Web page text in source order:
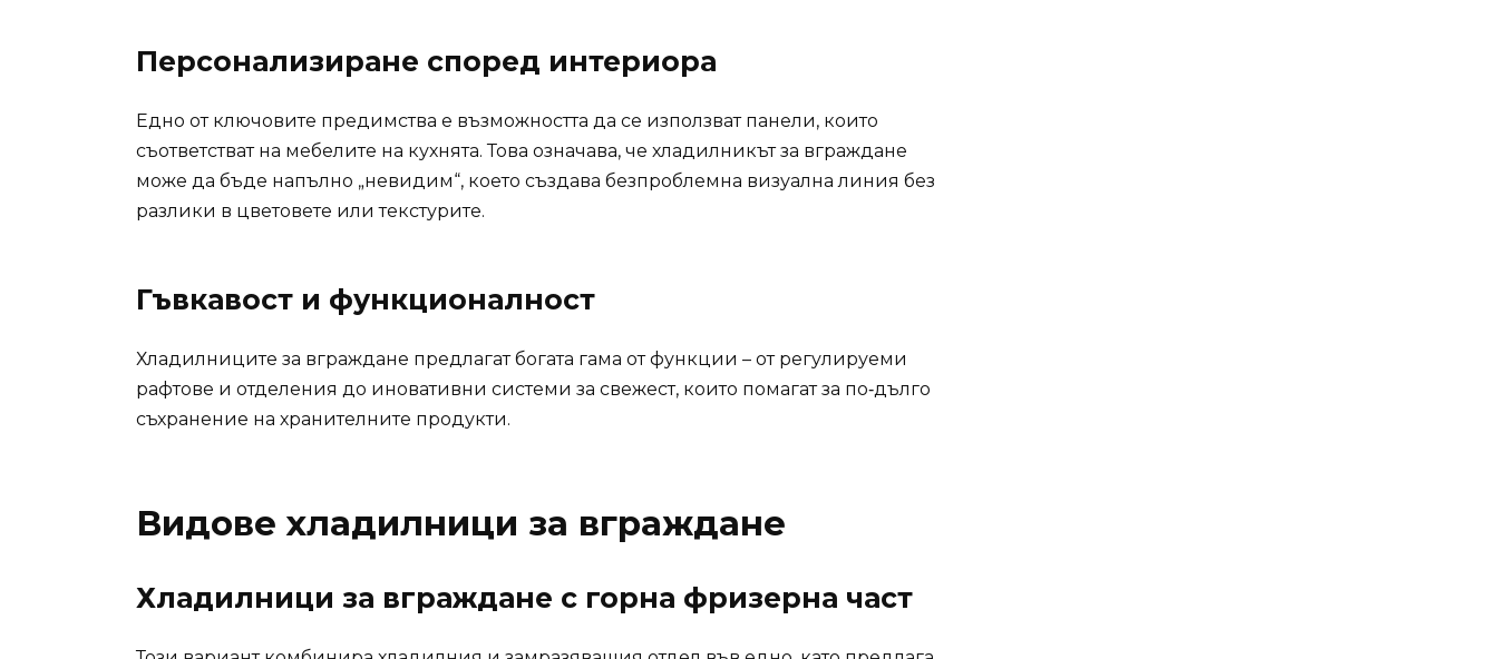
Персонализиране според интериора
Едно от ключовите предимства е възможността да се използват панели, които
съответстват на мебелите на кухнята. Това означава, че хладилникът за вграждане
може да бъде напълно „невидим“, което създава безпроблемна визуална линия без
разлики в цветовете или текстурите.
Гъвкавост и функционалност
Хладилниците за вграждане предлагат богата гама от функции – от регулируеми
рафтове и отделения до иновативни системи за свежест, които помагат за по‑дълго
съхранение на хранителните продукти.
Видове хладилници за вграждане
Хладилници за вграждане с горна фризерна част